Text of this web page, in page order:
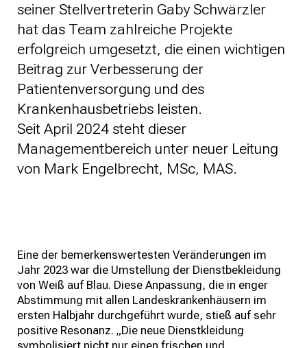
seiner Stellvertreterin Gaby Schwärzler
hat das Team zahlreiche Projekte
erfolgreich umgesetzt, die einen wichtigen
Beitrag zur Verbesserung der
Patientenversorgung und des
Krankenhausbetriebs leisten.
Seit April 2024 steht dieser
Managementbereich unter neuer Leitung
von Mark Engelbrecht, MSc, MAS.
Eine der bemerkenswertesten Veränderungen im
Jahr 2023 war die Umstellung der Dienstbekleidung
von Weiß auf Blau. Diese Anpassung, die in enger
Abstimmung mit allen Landeskrankenhäusern im
ersten Halbjahr durchgeführt wurde, stieß auf sehr
positive Resonanz. „Die neue Dienstkleidung